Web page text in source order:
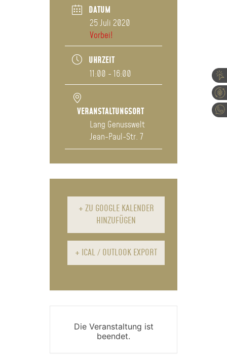
DATUM
25 Juli 2020
Vorbei!
UHRZEIT
11:00 - 16:00
VERANSTALTUNGSORT
Lang Genusswelt
Jean-Paul-Str. 7
+ ZU GOOGLE KALENDER
HINZUFÜGEN
+ ICAL / OUTLOOK EXPORT
Die Veranstaltung ist
beendet.